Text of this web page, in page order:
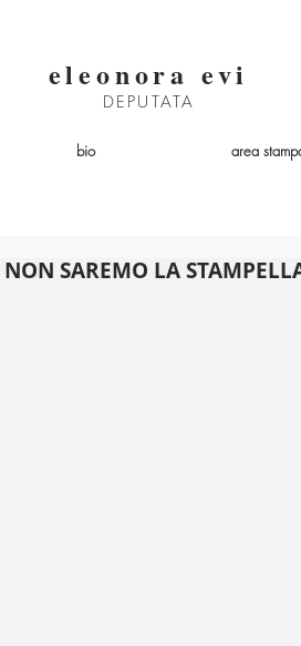
eleonora evi
DEPUTATA
bio area
SAREMO LA